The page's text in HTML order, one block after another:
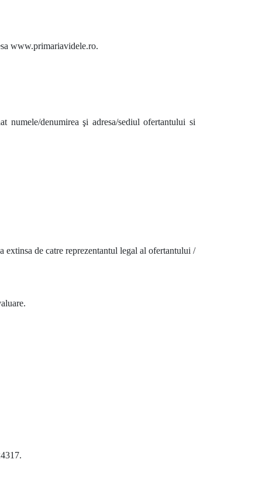
www.primariavidele.ro.
numele/denumirea şi adresa/sediul ofertantului si
extinsa de catre reprezentantul legal al ofertantului /